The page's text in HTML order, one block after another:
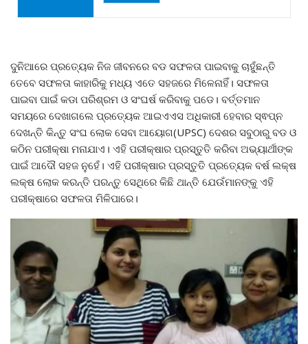
ଦୁନିଆରେ ପ୍ରତ୍ୟେକ ନିଜ ଜୀବନରେ ବଡ ସଫଳତା ପାଇବାକୁ ଚାହୁଁଛନ୍ତି
ତେବେ ସଫଳତା କାହାରିକୁ ମଧ୍ୟ ଏତେ ସହଜରେ ମିଳେନାହିଁ। ସଫଳତା
ପାଇବା ପାଇଁ କଡା ପରିଶ୍ରମ ଓ ସଂଘର୍ଷ କରିବାକୁ ପଡେ। ବର୍ତ୍ତମାନ
ସମୟରେ ଦେଖାଗଲେ ପ୍ରତ୍ୟେକ ଆଇଏଏସ ଅଧିକାରୀ ହେବାର ସ୍ଵପ୍ନ
ଦେଖନ୍ତି କିନ୍ତୁ ସଂଘ ଲୋକ ସେବା ଆୟୋଗ(UPSC) ଦେଶର ସବୁଠାରୁ ବଡ ଓ
କଠିନ ପରୀକ୍ଷା ମନାଯାଏ। ଏହି ପରୀକ୍ଷାର ପ୍ରସ୍ତୁତି କରିବା ଅଭ୍ୟାର୍ଥୀଙ୍କ
ପାଇଁ ଆଦୌ ସହଜ ନୁହେଁ। ଏହି ପରୀକ୍ଷାର ପ୍ରସ୍ତୁତି ପ୍ରତ୍ୟେକ ବର୍ଷ ଲକ୍ଷ
ଲକ୍ଷ ଲୋକ କରନ୍ତି ପରନ୍ତୁ ସେଥିରେ କିଛି ଥାନ୍ତି ଯେଉଁମାନଙ୍କୁ ଏହି
ପରୀକ୍ଷାରେ ସଫଳତା ମିଳିପାରେ।